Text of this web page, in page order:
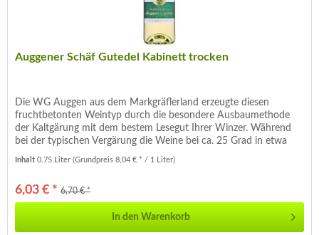
Auggener Schäf Gutedel Kabinett trocken
Die WG Auggen aus dem Markgräflerland erzeugte diesen
fruchtbetonten Weintyp durch die besondere Ausbaumethode
der Kaltgärung mit dem bestem Lesegut Ihrer Winzer. Während
bei der typischen Vergärung die Weine bei ca. 25 Grad in etwa
10...
Inhalt0.75 Liter(Grundpreis 8,04 € * / 1 Liter)
6,03 € * 6,70 € *
In den Warenkorb